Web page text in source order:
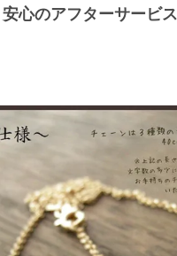
心のアフターサービス